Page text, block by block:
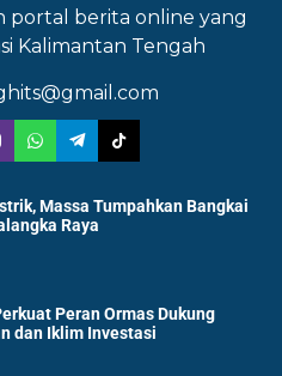
portal berita online yang
Kalimantan Tengah
Massa Tumpahkan Bangkai
Raya
Peran Ormas Dukung
dan Iklim Investasi